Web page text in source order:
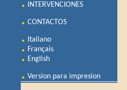
INTERVENCIONES
CONTACTOS
Italiano
Français
English
Version para impresion